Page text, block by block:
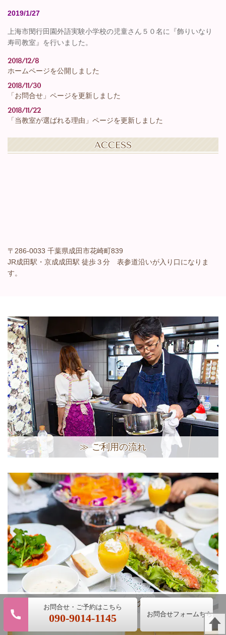
090-9014-1145 レッスン予約はこちら
お問合せフォーム
2019/1/27
上海市閔行田園外語実験小学校の児童さん５０名に『飾りいなり
寿司教室』を行いました。
2018/12/8
ホームページを公開しました
2018/11/30
「お問合せ」ページを更新しました
2018/11/22
「当教室が選ばれる理由」ページを更新しました
ACCESS
〒286-0033 千葉県成田市花崎町839
JR成田駅・京成成田駅 徒歩３分 表参道沿いが入り口になりま
す。
≫ ご利用の流れ
≫ 料理のご紹介